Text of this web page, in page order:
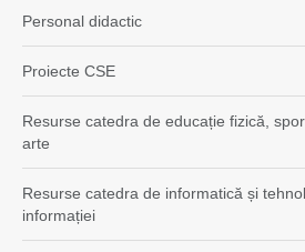
Personal didactic
Proiecte CSE
Resurse catedra de educație fizică,
arte
Resurse catedra de informatică și
informației